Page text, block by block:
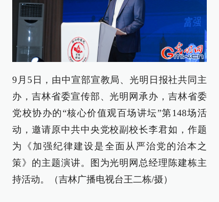
9月5日，由中宣部宣教局、光明日报社共同主
办，吉林省委宣传部、光明网承办，吉林省委
党校协办的“核心价值观百场讲坛”第148场活
动，邀请原中共中央党校副校长李君如，作题
为《加强纪律建设是全面从严治党的治本之
策》的主题演讲。图为光明网总经理陈建栋主
持活动。（吉林广播电视台王二栋/摄）